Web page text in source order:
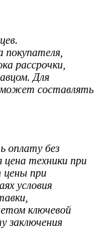
рассрочки,
Для
может составлять
оплату без
техники при
при
условия
ключевой
заключения